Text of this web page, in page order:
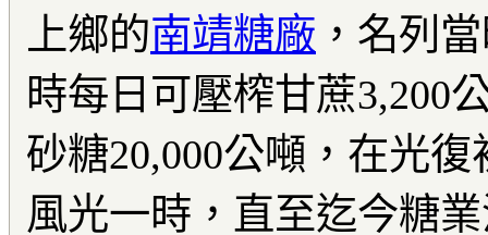
上鄉的南靖糖廠 ，名列
時每日可壓榨甘蔗3,200
砂糖20,000公噸，在光
風光一時，直至迄今糖